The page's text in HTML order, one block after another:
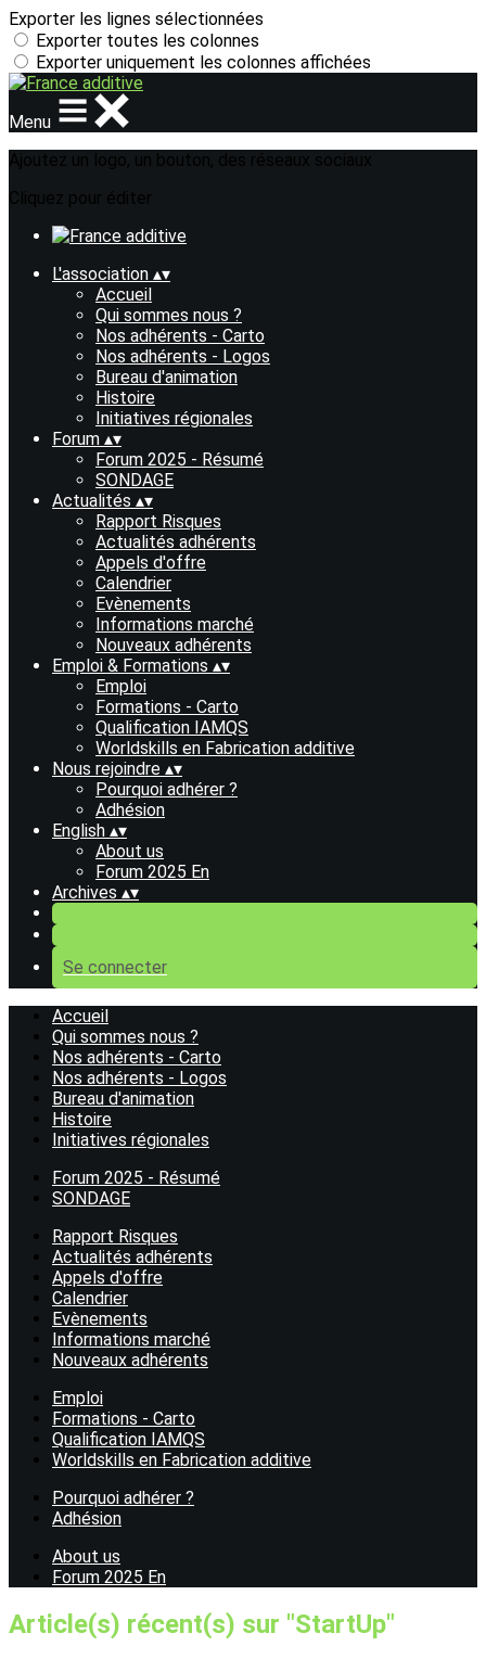
Exporter les lignes sélectionnées
Exporter toutes les colonnes
Exporter uniquement les colonnes affichées
Menu
L'association ▴▾
Accueil
Qui sommes nous ?
Nos adhérents - Carto
Nos adhérents - Logos
Bureau d'animation
Histoire
Initiatives régionales
Forum ▴▾
Forum 2025 - Résumé
SONDAGE
Actualités ▴▾
Rapport Risques
Actualités adhérents
Appels d'offre
Calendrier
Evènements
Informations marché
Nouveaux adhérents
Emploi & Formations ▴▾
Emploi
Formations - Carto
Qualification IAMQS
Worldskills en Fabrication additive
Nous rejoindre ▴▾
Pourquoi adhérer ?
Adhésion
English ▴▾
About us
Forum 2025 En
Archives ▴▾
Se connecter
Accueil
Qui sommes nous ?
Nos adhérents - Carto
Nos adhérents - Logos
Bureau d'animation
Histoire
Initiatives régionales
Forum 2025 - Résumé
SONDAGE
Rapport Risques
Actualités adhérents
Appels d'offre
Calendrier
Evènements
Informations marché
Nouveaux adhérents
Emploi
Formations - Carto
Qualification IAMQS
Worldskills en Fabrication additive
Pourquoi adhérer ?
Adhésion
About us
Forum 2025 En
Article(s) récent(s) sur "StartUp"